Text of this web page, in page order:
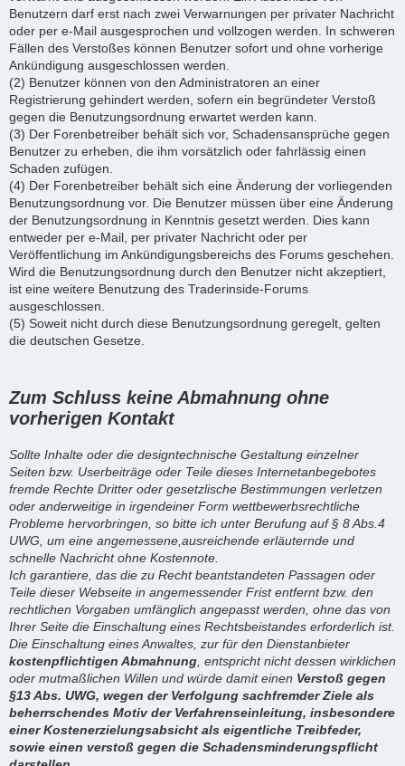
Benutzern darf erst nach zwei Verwarnungen per privater Nachricht
oder per e-Mail ausgesprochen und vollzogen werden. In schweren
Fällen des Verstoßes können Benutzer sofort und ohne vorherige
Ankündigung ausgeschlossen werden.
(2) Benutzer können von den Administratoren an einer
Registrierung gehindert werden, sofern ein begründeter Verstoß
gegen die Benutzungsordnung erwartet werden kann.
(3) Der Forenbetreiber behält sich vor, Schadensansprüche gegen
Benutzer zu erheben, die ihm vorsätzlich oder fahrlässig einen
Schaden zufügen.
(4) Der Forenbetreiber behält sich eine Änderung der vorliegenden
Benutzungsordnung vor. Die Benutzer müssen über eine Änderung
der Benutzungsordnung in Kenntnis gesetzt werden. Dies kann
entweder per e-Mail, per privater Nachricht oder per
Veröffentlichung im Ankündigungsbereichs des Forums geschehen.
Wird die Benutzungsordnung durch den Benutzer nicht akzeptiert,
ist eine weitere Benutzung des Traderinside-Forums
ausgeschlossen.
(5) Soweit nicht durch diese Benutzungsordnung geregelt, gelten
die deutschen Gesetze.
Zum Schluss keine Abmahnung ohne
vorherigen Kontakt
Sollte Inhalte oder die designtechnische Gestaltung einzelner
Seiten bzw. Userbeiträge oder Teile dieses Internetanbegebotes
fremde Rechte Dritter oder gesetzlische Bestimmungen verletzen
oder anderweitige in irgendeiner Form wettbewerbsrechtliche
Probleme hervorbringen, so bitte ich unter Berufung auf § 8 Abs.4
UWG, um eine angemessene,ausreichende erläuternde und
schnelle Nachricht ohne Kostennote.
Ich garantiere, das die zu Recht beantstandeten Passagen oder
Teile dieser Webseite in angemessender Frist entfernt bzw. den
rechtlichen Vorgaben umfänglich angepasst werden, ohne das von
Ihrer Seite die Einschaltung eines Rechtsbeistandes erforderlich ist.
Die Einschaltung eines Anwaltes, zur für den Dienstanbieter
kostenpflichtigen Abmahnung , entspricht nicht dessen wirklichen
oder mutmaßlichen Willen und würde damit einen Verstoß gegen
§13 Abs. UWG, wegen der Verfolgung sachfremder Ziele als
beherrschendes Motiv der Verfahrenseinleitung, insbesondere
einer Kostenerzielungsabsicht als eigentliche Treibfeder,
sowie einen verstoß gegen die Schadensminderungspflicht